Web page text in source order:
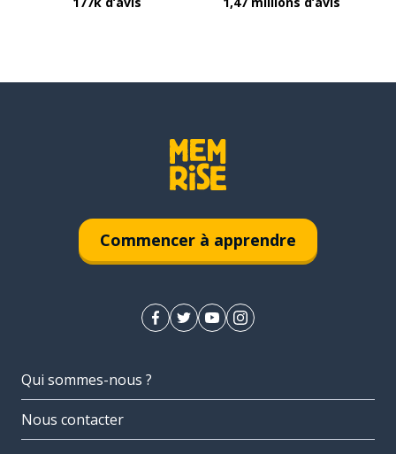
Commencer à apprendre
Qui sommes-nous ?
Nous contacter